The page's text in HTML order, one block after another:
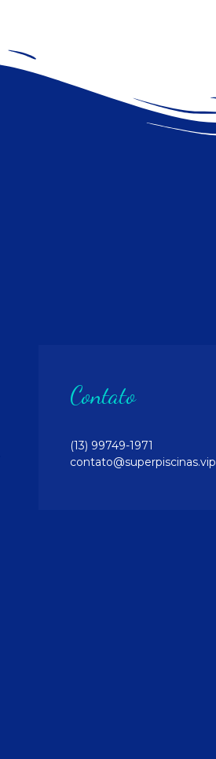
Contato
(13) 99749-1971
contato@superpiscinas.vip